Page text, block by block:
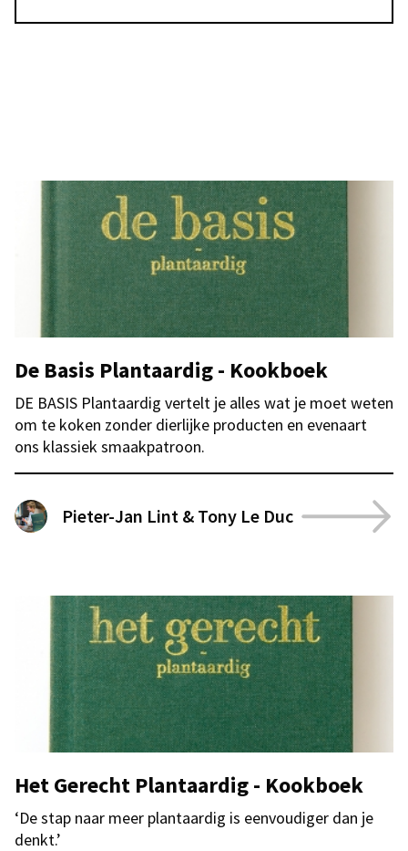
De Basis Plantaardig - Kookboek
DE BASIS Plantaardig vertelt je alles wat je moet weten
om te koken zonder dierlijke producten en evenaart
ons klassiek smaakpatroon.
Pieter-Jan Lint & Tony Le Duc
Het Gerecht Plantaardig - Kookboek
‘De stap naar meer plantaardig is eenvoudiger dan je
denkt.’